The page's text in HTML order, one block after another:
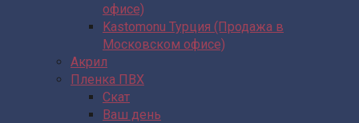
офисе)
Kastomonu Турция (Продажа в
Московском офисе)
Акрил
Пленка ПВХ
Скат
Ваш день